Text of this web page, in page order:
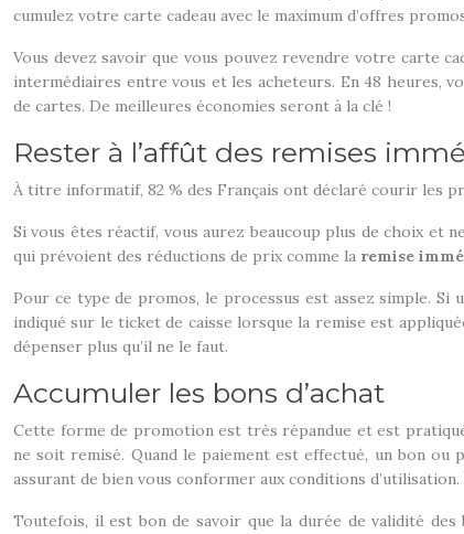
cumulez votre carte cadeau avec le maximum d’offres
Vous devez savoir que vous pouvez revendre votre carte
intermédiaires entre vous et les acheteurs. En 48 heures,
de cartes. De meilleures économies seront à la clé !
Rester à l’affût des remises
À titre informatif, 82 % des Français ont déclaré courir les
Si vous êtes réactif, vous aurez beaucoup plus de choix et
qui prévoient des réductions de prix comme la remise
Pour ce type de promos, le processus est assez simple. Si
indiqué sur le ticket de caisse lorsque la remise est
dépenser plus qu’il ne le faut.
Accumuler les bons d’achat
Cette forme de promotion est très répandue et est
ne soit remisé. Quand le paiement est effectué, un bon
assurant de bien vous conformer aux conditions
Toutefois, il est bon de savoir que la durée de validité des